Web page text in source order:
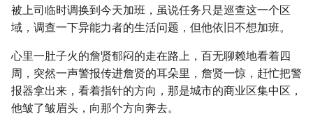
被上司临时调换到今天加班，虽说任务只是巡查这一个区
域，调查一下异能力者的生活问题，但他依旧不想加班。
心里一肚子火的詹贤郁闷的走在路上，百无聊赖地看着四
周，突然一声警报传进詹贤的耳朵里，詹贤一惊，赶忙把警
报器拿出来，看着指针的方向，那是城市的商业区集中区，
他皱了皱眉头，向那个方向奔去。